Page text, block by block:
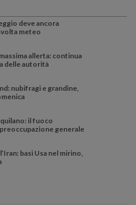
deve ancora
meteo
allerta: continua
delle autorità
nubifragi e grandine,
il fuoco
generale
basi Usa nel mirino,